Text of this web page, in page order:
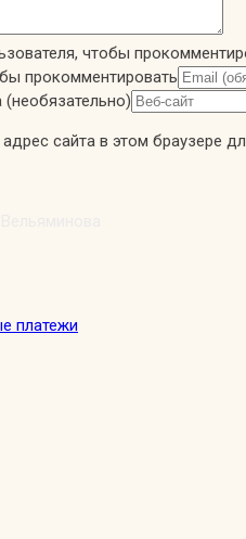
чтобы
прокомментировать
(необязательно)
сайта в этом браузере
платежи